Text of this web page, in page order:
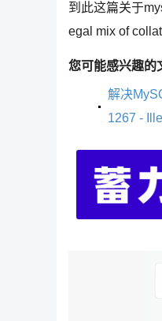
到此这篇关于
egal mix of
您可能感兴趣的
解决
1267 -